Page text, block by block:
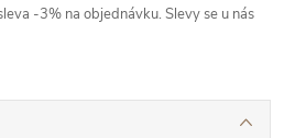
-3% na objednávku. Slevy se u nás